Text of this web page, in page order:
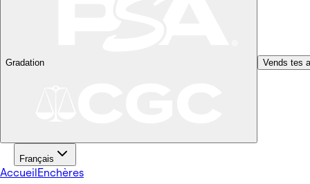
Gradation Vends tes
Français
AccueilEnchères